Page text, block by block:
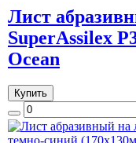
Лист
SuperAssilex
Ocean
Купить